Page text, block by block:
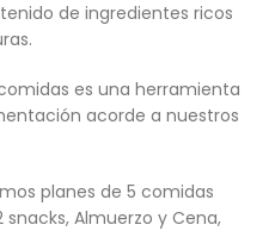
de ingredientes ricos
es una herramienta
acorde a nuestros
planes de 5 comidas
Almuerzo y Cena,